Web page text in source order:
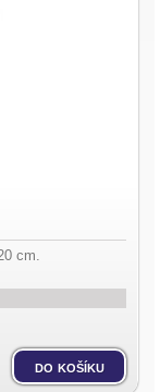
cm.
do košíku